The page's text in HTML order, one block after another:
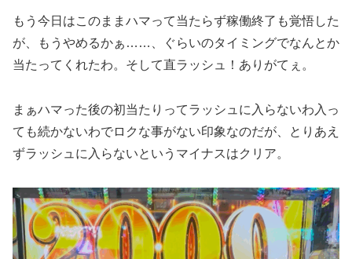
もう今日はこのままハマって当たらず稼働終了も覚悟した
が、もうやめるかぁ……、ぐらいのタイミングでなんとか
当たってくれたわ。そして直ラッシュ！ありがてぇ。
まぁハマった後の初当たりってラッシュに入らないわ入っ
ても続かないわでロクな事がない印象なのだが、とりあえ
ずラッシュに入らないというマイナスはクリア。